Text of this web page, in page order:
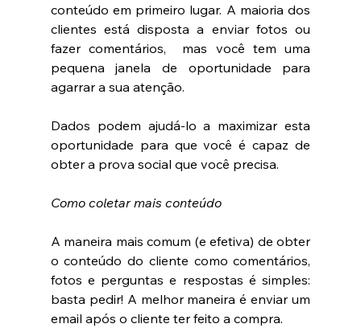
conteúdo em primeiro lugar. A maioria dos
clientes está disposta a enviar fotos ou
fazer comentários,  mas você tem uma
pequena janela de oportunidade para
agarrar a sua atenção.
Dados podem ajudá-lo a maximizar esta
oportunidade para que você é capaz de
obter a prova social que você precisa.
Como coletar mais conteúdo
A maneira mais comum (e efetiva) de obter
o conteúdo do cliente como comentários,
fotos e perguntas e respostas é simples:
basta pedir! A melhor maneira é enviar um
email após o cliente ter feito a compra.